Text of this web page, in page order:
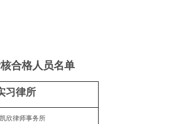
合格人员名单
习律所
欣律师事务所